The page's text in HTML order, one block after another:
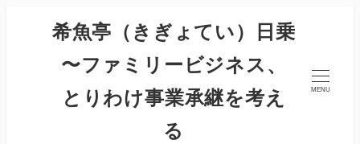
希魚亭（きぎょてい）日乗
〜ファミリービジネス、
とりわけ事業承継を考え
る
MENU